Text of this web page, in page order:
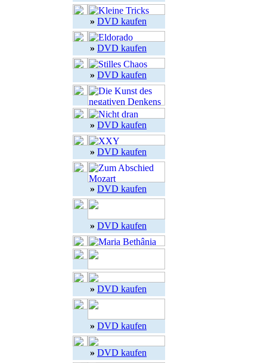
» DVD kaufen
» DVD kaufen
» DVD kaufen
» DVD kaufen
» DVD kaufen
» DVD kaufen
» DVD kaufen
» DVD kaufen
» DVD kaufen
» DVD kaufen